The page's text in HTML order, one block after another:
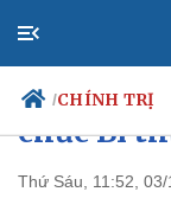
/CHÍNH TRỊ
Thượng
chức Bí
Thứ Sáu, 11:52, 03/